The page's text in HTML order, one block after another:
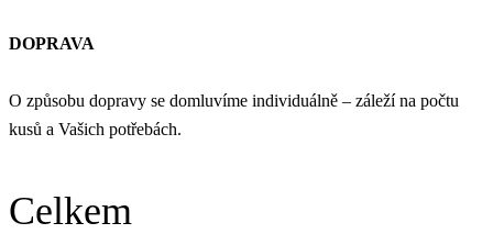
DOPRAVA
O způsobu dopravy se domluvíme individuálně – záleží na počtu
kusů a Vašich potřebách.
Celkem